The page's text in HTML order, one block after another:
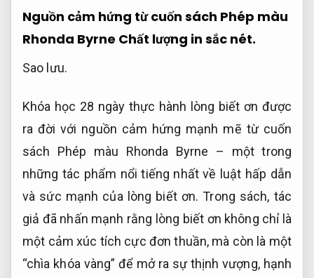
Nguồn cảm hứng từ cuốn sách Phép màu
Rhonda Byrne Chất lượng in sắc nét.
Sao lưu.
Khóa học 28 ngày thực hành lòng biết ơn được
ra đời với nguồn cảm hứng mạnh mẽ từ cuốn
sách Phép màu Rhonda Byrne – một trong
những tác phẩm nổi tiếng nhất về luật hấp dẫn
và sức mạnh của lòng biết ơn. Trong sách, tác
giả đã nhấn mạnh rằng lòng biết ơn không chỉ là
một cảm xúc tích cực đơn thuần, mà còn là một
“chìa khóa vàng” để mở ra sự thịnh vượng, hạnh